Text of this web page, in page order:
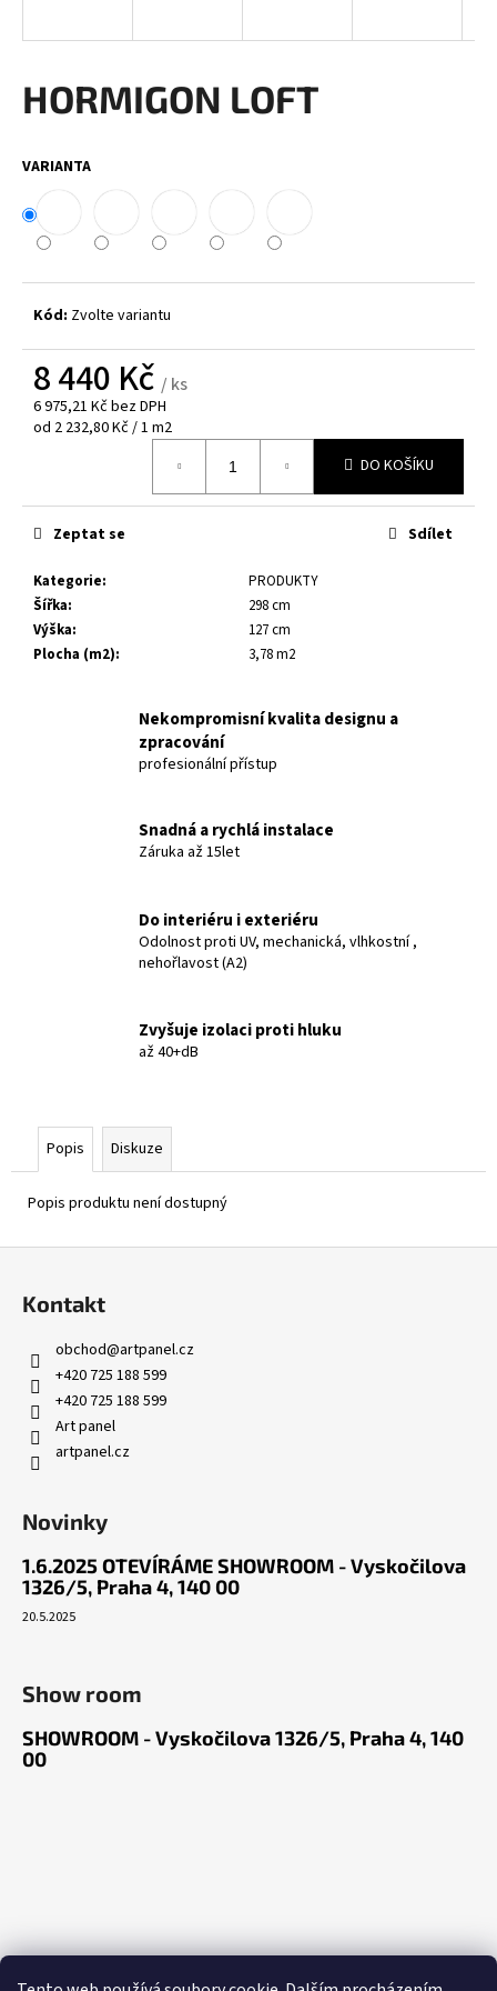
HORMIGON LOFT
VARIANTA
Kód: Zvolte variantu
8 440 Kč / ks
6 975,21 Kč bez DPH
Měrná
od 2 232,80 Kč / 1 m2
DO KOŠÍKU
Kategorie:
PRODUKTY
Šířka:
298 cm
Výška:
127 cm
Plocha (m2): 3,78 m2
Zeptat se Sdílet
Nekompromisní kvalita designu a
zpracování
profesionální přístup
Snadná a rychlá instalace
Záruka až 15let
Do interiéru i exteriéru
Odolnost proti UV, mechanická, vlhkostní ,
nehořlavost (A2)
Zvyšuje izolaci proti hluku
až 40+dB
Popis Diskuze
Popis produktu není dostupný
í
t
HLEDAT
D
o
p
o
č
u
m
e
SILLYON
Kontakt
obchod@artpanel.cz
+420 725 188 599
+420 725 188 599
Art panel
artpanel.cz
Novinky
1.6.2025 OTEVÍRÁME SHOWROOM - Vyskočilova
1326/5, Praha 4, 140 00
20.5.2025
Show room
SHOWROOM - Vyskočilova 1326/5, Praha 4, 140
00